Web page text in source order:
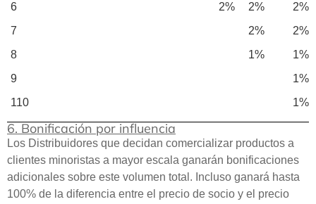
6
2% 2%
2%
7
2%
2%
8
1%
1%
9
1%
110
1%
6. Bonificación por influencia
Los Distribuidores que decidan comercializar productos a
clientes minoristas a mayor escala ganarán bonificaciones
adicionales sobre este volumen total. Incluso ganará hasta
100% de la diferencia entre el precio de socio y el precio